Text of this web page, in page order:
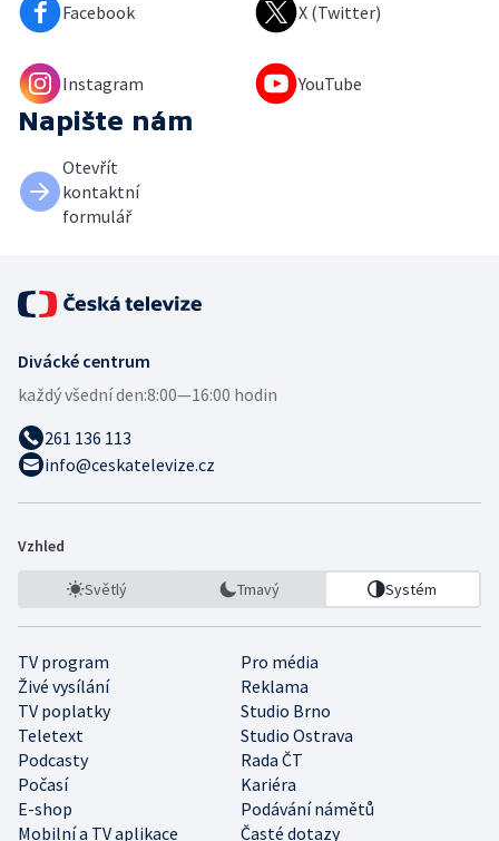
Facebook X (Twitter)
Instagram YouTube
Napište nám
Otevřít
kontaktní
formulář
Divácké centrum
každý všední den:8:00—16:00 hodin
261 136 113
info@ceskatelevize.cz
Vzhled
Světlý Tmavý Systém
TV program
Pro média
Živé vysílání
Reklama
TV poplatky
Studio Brno
Teletext
Studio Ostrava
Podcasty
Rada ČT
Počasí
Kariéra
E-shop
Podávání námětů
Mobilní a TV aplikace
Časté dotazy